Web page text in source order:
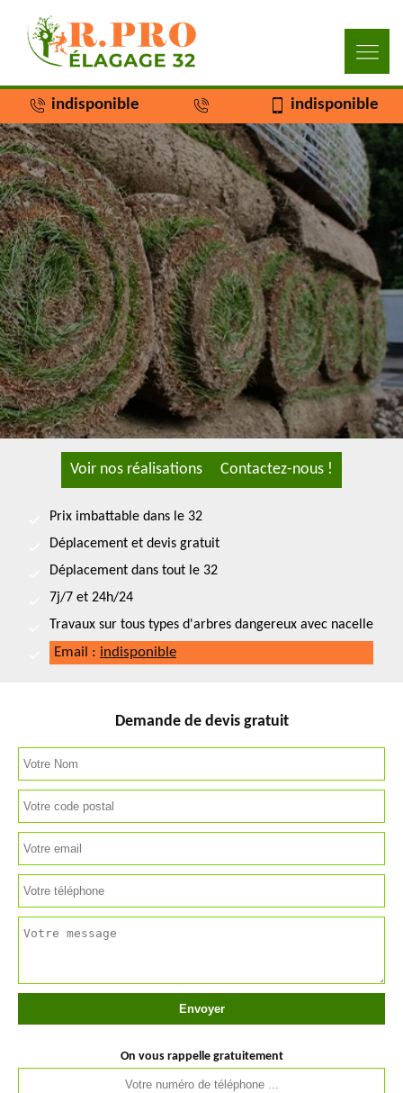
indisponible indisponible
Voir nos réalisations Contactez-nous !
Prix imbattable dans le 32
Déplacement et devis gratuit
Déplacement dans tout le 32
7j/7 et 24h/24
Travaux sur tous types d'arbres dangereux avec nacelle
Email : indisponible
Demande de devis gratuit
On vous rappelle gratuitement